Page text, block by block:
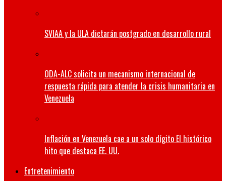
SVIAA y la ULA dictarán postgrado en desarrollo rural
ODA-ALC solicita un mecanismo internacional de
respuesta rápida para atender la crisis humanitaria en
Venezuela
Inflación en Venezuela cae a un solo dígito El histórico
hito que destaca EE. UU.
Entretenimiento